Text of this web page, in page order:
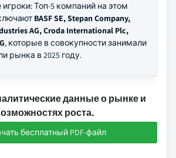
Топ-5 компаний на этом
BASF SE, Stepan Company,
AG, Croda International Plc,
, которые в совокупности занимали
рынка в 2025 году.
данные о рынке и
роста.
бесплатный PDF-файл